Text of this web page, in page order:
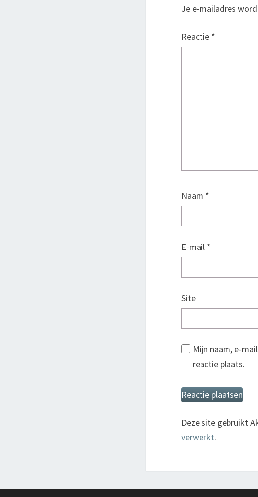
Je e-mailadres
Reactie *
Naam *
E-mail *
Site
Mijn naam, e-
reactie plaats.
Deze site gebruikt
verwerkt.